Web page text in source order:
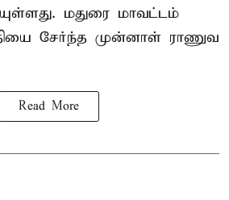
மதுரை மாவட்டம்
சேர்ந்த முன்னாள் ராணுவ
Read More